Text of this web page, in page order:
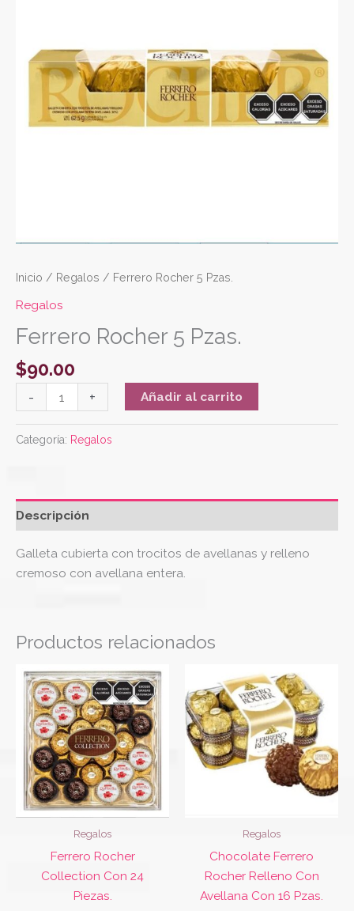
Inicio / Regalos / Ferrero Rocher 5 Pzas.
Regalos
Ferrero Rocher 5 Pzas.
$90.00
- + Añadir al carrito
Categoría: Regalos
Descripción
Galleta cubierta con trocitos de avellanas y relleno
cremoso con avellana entera.
Productos relacionados
Regalos
Ferrero Rocher
Collection Con 24
Piezas.
Regalos
Chocolate Ferrero
Rocher Relleno Con
Avellana Con 16 Pzas.